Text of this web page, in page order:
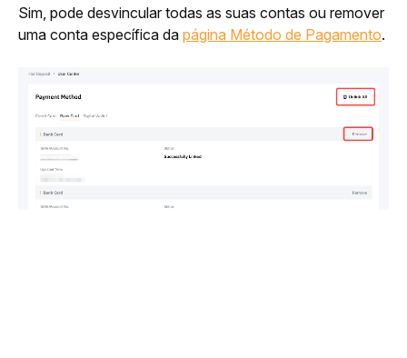
Sim, pode desvincular todas as suas contas ou remover
uma conta específica da página Método de Pagamento.